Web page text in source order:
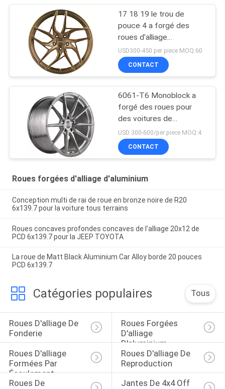
17 18 19 le trou de
pouce 4 a forgé des
roues d'alliage
d'aluminium
USD300-450 per piece MOQ:60
CONTACT
6061-T6 Monoblock a
forgé des roues pour
des voitures de
performances
USD 300-600/per piece MOQ:4
CONTACT
Roues forgées d'alliage d'aluminium
Conception multi de rai de roue en bronze noire de R20
6x139.7 pour la voiture tous terrains
Roues concaves profondes concaves de l'alliage 20x12 de
PCD 6x139.7 pour la JEEP TOYOTA
La roue de Matt Black Aluminium Car Alloy borde 20 pouces
PCD 6x139.7
Catégories populaires Tous
Roues D'alliage De
Fonderie
Roues Forgées
D'alliage
D'aluminium
Roues D'alliage
Formées Par
Écoulement
Roues D'alliage De
Reproduction
Roues De
Jantes De 4x4 Off